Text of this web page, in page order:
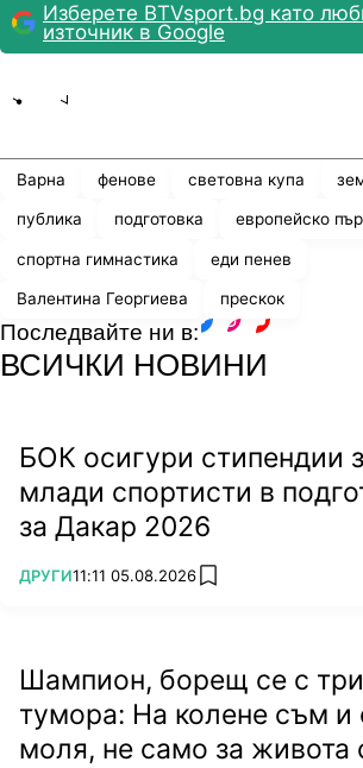
Изберете BTVsport.bg като
източник в Google
Варна фенове световна купа
публика подготовка европейско
спортна гимнастика еди пенев
Валентина Георгиева прескок
Последвайте ни в:
ВСИЧКИ НОВИНИ
БОК осигури стипендии
млади спортисти в
за Дакар 2026
ПОВЕЧЕ ОТ
ДРУГИ11:11 05.08.2026 add favorites
Шампион, борещ се с три
тумора: На колене съм и
моля, не само за живота